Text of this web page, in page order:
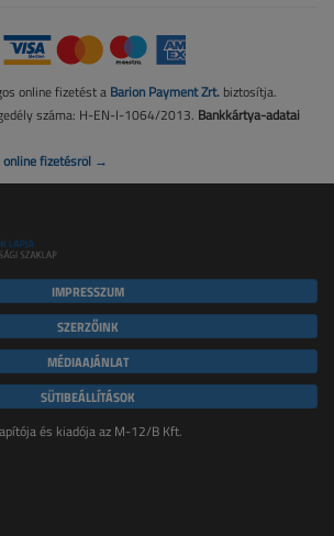
online fizetést a Barion Payment Zrt. biztosítja.
száma: H-EN-I-1064/2013. Bankkártya-adatai
online fizetésről →
IMPRESSZUM
SZERZŐINK
MÉDIAAJÁNLAT
SÜTIBEÁLLÍTÁSOK
és kiadója az M-12/B Kft.